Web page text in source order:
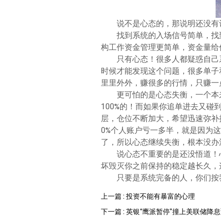
说不是心态的，那说明还没
找到系统的入场信号简单，
构工作资金管理更简单，资金量
只有心态！很多人都疑惑自
时候才能发现这个问题，很多单
里里外外，赚很多的行情，只赚
更可怕的是心态失衡，一个
100%的！而如果你追单进去又碰
层，仓位不断加大，希望迅速弥
0%个人账户亏一多半，就是因为
了，所以心态继续失衡，根本没
说心态不重要的是还没悟道
坏毁灭你之前保持的稳定越长久，
只要是系统完备的人，你们
上一篇 : 投资不能有暴富的心理
下一篇 : 英银“鹰派暂停”撞上美联储降